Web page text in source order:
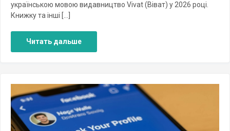
українською мовою видавництво Vivat (Віват) у 2026 році.
Книжку та інші […]
Читать дальше